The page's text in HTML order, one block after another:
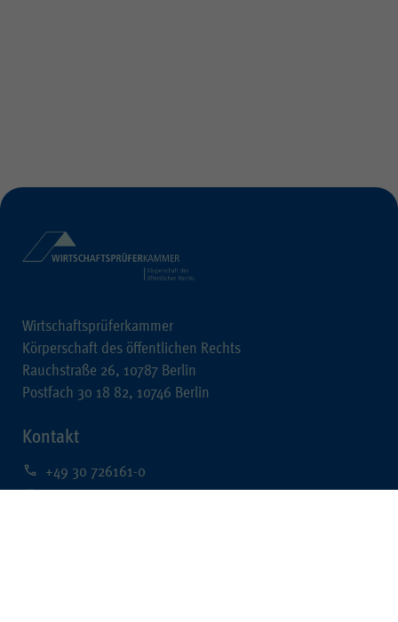
Wirtschaftsprüferkammer
Körperschaft des öffentlichen Rechts
Rauchstraße 26, 10787 Berlin
Postfach 30 18 82, 10746 Berlin
Kontakt
+49 30 726161-0
+49 30 726161-212